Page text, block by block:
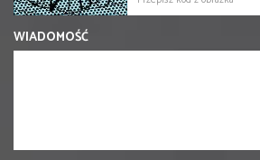
WIADOMOŚĆ